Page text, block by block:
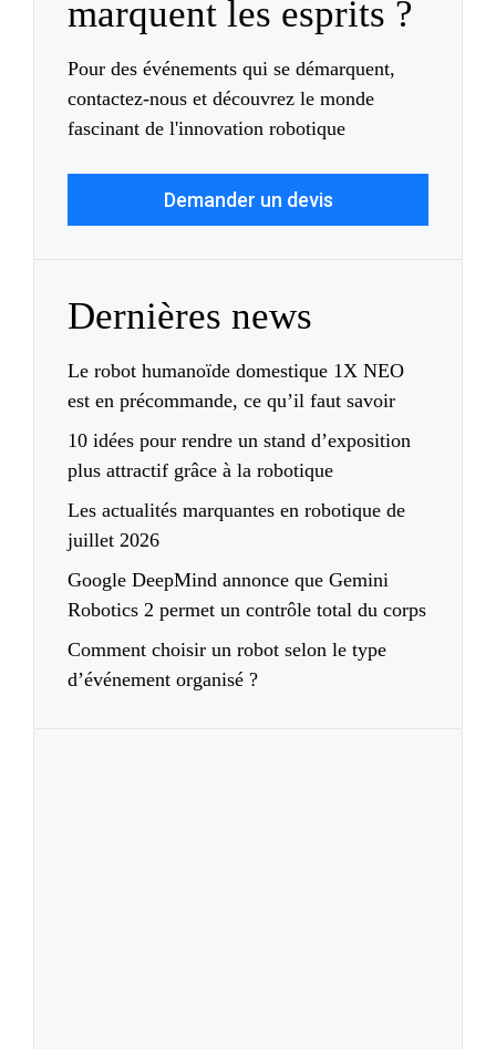
marquent les esprits ?
Pour des événements qui se démarquent,
contactez-nous et découvrez le monde
fascinant de l'innovation robotique
Demander un devis
Dernières news
Le robot humanoïde domestique 1X NEO
est en précommande, ce qu’il faut savoir
10 idées pour rendre un stand d’exposition
plus attractif grâce à la robotique
Les actualités marquantes en robotique de
juillet 2026
Google DeepMind annonce que Gemini
Robotics 2 permet un contrôle total du corps
Comment choisir un robot selon le type
d’événement organisé ?